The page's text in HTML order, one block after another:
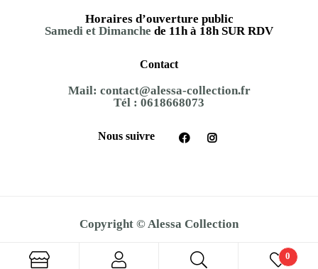
Horaires d’ouverture public
Samedi et Dimanche de 11h à 18h SUR RDV
Contact
Mail: contact@alessa-collection.fr
Tél : 0618668073
Nous suivre
Copyright © Alessa Collection
0